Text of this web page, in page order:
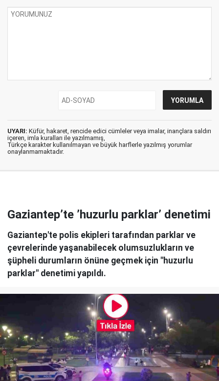
UYARI: Küfür, hakaret, rencide edici cümleler veya imalar, inançlara saldırı
içeren, imla kuralları ile yazılmamış,
Türkçe karakter kullanılmayan ve büyük harflerle yazılmış yorumlar
onaylanmamaktadır.
Gaziantep’te ’huzurlu parklar’ denetimi
Gaziantep'te polis ekipleri tarafından parklar ve
çevrelerinde yaşanabilecek olumsuzlukların ve
şüpheli durumların önüne geçmek için "huzurlu
parklar" denetimi yapıldı.